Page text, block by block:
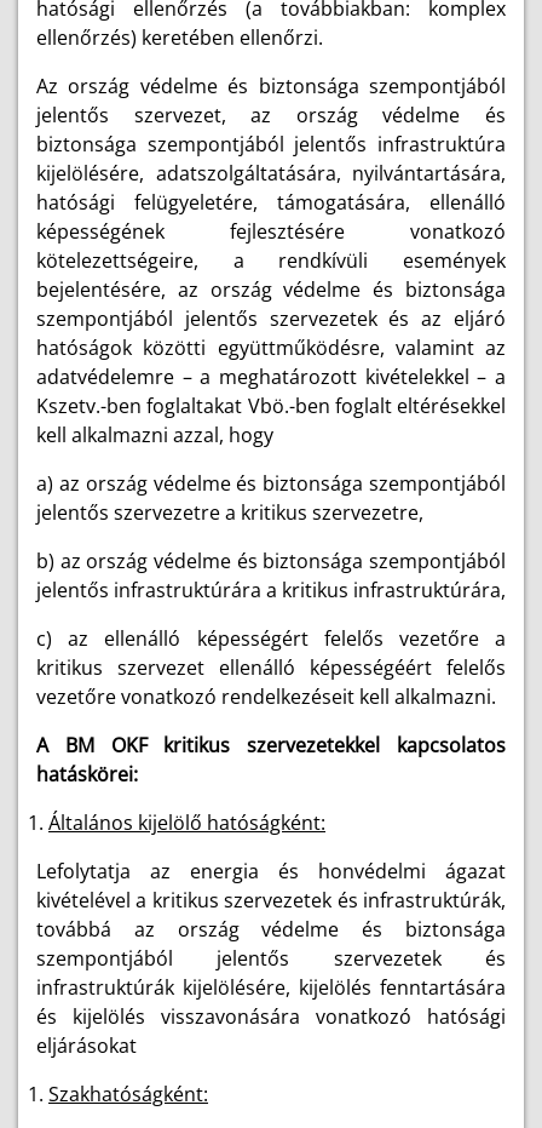
hatósági ellenőrzés (a továbbiakban: komplex
ellenőrzés) keretében ellenőrzi.
Az ország védelme és biztonsága szempontjából
jelentős szervezet, az ország védelme és
biztonsága szempontjából jelentős infrastruktúra
kijelölésére, adatszolgáltatására, nyilvántartására,
hatósági felügyeletére, támogatására, ellenálló
képességének fejlesztésére vonatkozó
kötelezettségeire, a rendkívüli események
bejelentésére, az ország védelme és biztonsága
szempontjából jelentős szervezetek és az eljáró
hatóságok közötti együttműködésre, valamint az
adatvédelemre – a meghatározott kivételekkel – a
Kszetv.-ben foglaltakat Vbö.-ben foglalt eltérésekkel
kell alkalmazni azzal, hogy
a) az ország védelme és biztonsága szempontjából
jelentős szervezetre a kritikus szervezetre,
b) az ország védelme és biztonsága szempontjából
jelentős infrastruktúrára a kritikus infrastruktúrára,
c) az ellenálló képességért felelős vezetőre a
kritikus szervezet ellenálló képességéért felelős
vezetőre vonatkozó rendelkezéseit kell alkalmazni.
A BM OKF kritikus szervezetekkel kapcsolatos
hatáskörei:
Általános kijelölő hatóságként:
Lefolytatja az energia és honvédelmi ágazat
kivételével a kritikus szervezetek és infrastruktúrák,
továbbá az ország védelme és biztonsága
szempontjából jelentős szervezetek és
infrastruktúrák kijelölésére, kijelölés fenntartására
és kijelölés visszavonására vonatkozó hatósági
eljárásokat
Szakhatóságként: